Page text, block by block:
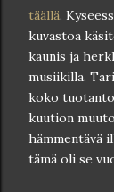
täällä.
kuvastoa
kaunis ja
musiikilla.
koko
kuution
hämmentävä
tämä oli se